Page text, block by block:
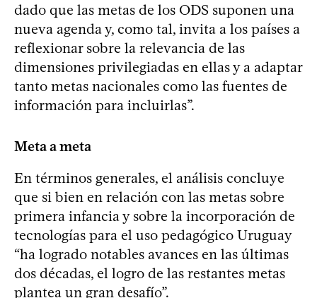
dado que las metas de los ODS suponen una
nueva agenda y, como tal, invita a los países a
reflexionar sobre la relevancia de las
dimensiones privilegiadas en ellas y a adaptar
tanto metas nacionales como las fuentes de
información para incluirlas”.
Meta a meta
En términos generales, el análisis concluye
que si bien en relación con las metas sobre
primera infancia y sobre la incorporación de
tecnologías para el uso pedagógico Uruguay
“ha logrado notables avances en las últimas
dos décadas, el logro de las restantes metas
plantea un gran desafío”.